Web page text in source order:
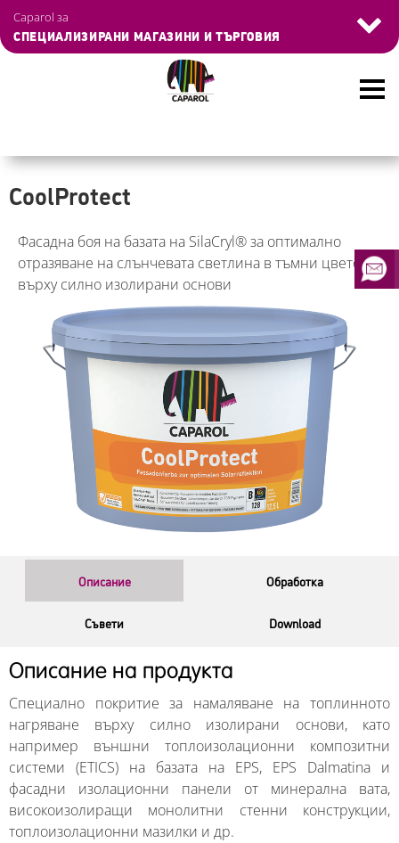
Skip
main
Caparol за
СПЕЦИАЛИЗИРАНИ МАГАЗИНИ И ТЪРГОВИЯ
Navigation
überspringen
CoolProtect
Фасадна боя на базата на SilaCryl® за оптимално
отразяване на слънчевата светлина в тъмни цветове
върху силно изолирани основи
Описание Обработка
Съвети Download
Описание на продукта
Специално покритие за намаляване на топлинното
нагряване върху силно изолирани основи, като
например външни топлоизолационни композитни
системи (ETICS) на базата на EPS, EPS Dalmatina и
фасадни изолационни панели от минерална вата,
високоизолиращи монолитни стенни конструкции,
топлоизолационни мазилки и др.
Управление на бисквитките